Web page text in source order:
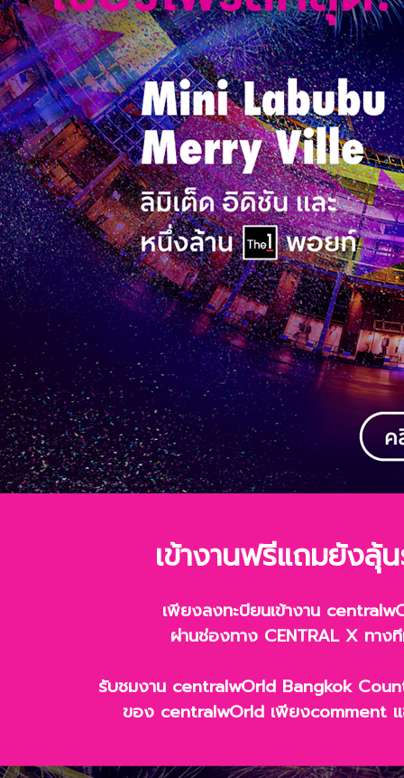
เข้างานฟรีแถมยัง
เพียงลงทะบียนเข้างาน
ผ่านช่องทาง CENTRAL X ทา
รับชมงาน centralwOrld Bangkok
ของ centralwOrld เพียงcomment